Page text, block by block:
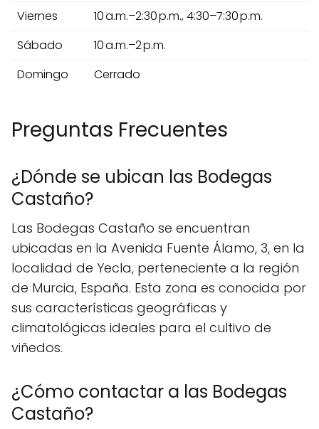
Viernes
10 a.m.–2:30 p.m., 4:30–7:30 p.m.
Sábado
10 a.m.–2 p.m.
Domingo
Cerrado
Preguntas Frecuentes
¿Dónde se ubican las Bodegas
Castaño?
Las Bodegas Castaño se encuentran
ubicadas en la Avenida Fuente Álamo, 3, en la
localidad de Yecla, perteneciente a la región
de Murcia, España. Esta zona es conocida por
sus características geográficas y
climatológicas ideales para el cultivo de
viñedos.
¿Cómo contactar a las Bodegas
Castaño?